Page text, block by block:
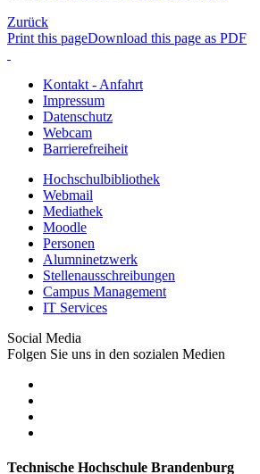
Zurück
Print this pageDownload this page as PDF
Kontakt - Anfahrt
Impressum
Datenschutz
Webcam
Barrierefreiheit
Hochschulbibliothek
Webmail
Mediathek
Moodle
Personen
Alumninetzwerk
Stellenausschreibungen
Campus Management
IT Services
Social Media
Folgen Sie uns in den sozialen Medien
Technische Hochschule Brandenburg